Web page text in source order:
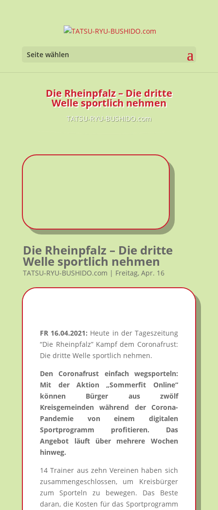
Seite wählen
Die Rheinpfalz – Die dritte
Welle sportlich nehmen
TATSU-RYU-BUSHIDO.com
Die Rheinpfalz – Die dritte
Welle sportlich nehmen
TATSU-RYU-BUSHIDO.com | Freitag, Apr. 16
FR 16.04.2021: Heute in der Tageszeitung
“Die Rheinpfalz” Kampf dem Coronafrust:
Die dritte Welle sportlich nehmen.
Den Coronafrust einfach wegsporteln:
Mit der Aktion „Sommerfit Online“
können Bürger aus zwölf
Kreisgemeinden während der Corona-
Pandemie von einem digitalen
Sportprogramm profitieren. Das
Angebot läuft über mehrere Wochen
hinweg.
14 Trainer aus zehn Vereinen haben sich
zusammengeschlossen, um Kreisbürger
zum Sporteln zu bewegen. Das Beste
daran, die Kosten für das Sportprogramm